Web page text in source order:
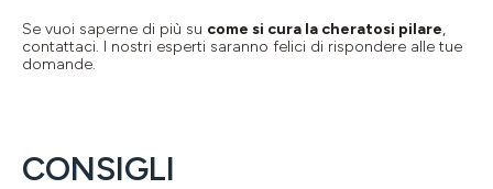
CONSIGLI
Se vuoi saperne di più su come si cura la cheratosi pilare,
contattaci. I nostri esperti saranno felici di rispondere alle tue
domande.